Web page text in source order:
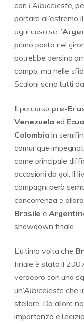
con l’Albiceleste,
portare all’estremo
ogni caso se
primo posto nel
potrebbe persino
campo, ma nelle
Scaloni sono tutti
Il percorso pre-
Venezuela ed
Colombia in
comunque
come principale
occasioni da gol. Il
compagni però
concorrenza e
Brasile e
showdown finale.
L’ultima volta che
finale è stato il
verdeoro con una
un’Albiceleste che
stellare. Da allora
importanza e